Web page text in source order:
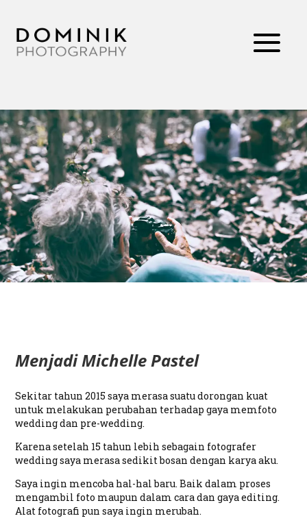
Menjadi Michelle Pastel
Sekitar tahun 2015 saya merasa suatu dorongan kuat
untuk melakukan perubahan terhadap gaya memfoto
wedding dan pre-wedding.
Karena setelah 15 tahun lebih sebagain fotografer
wedding saya merasa sedikit bosan dengan karya aku.
Saya ingin mencoba hal-hal baru. Baik dalam proses
mengambil foto maupun dalam cara dan gaya editing.
Alat fotografi pun saya ingin merubah.